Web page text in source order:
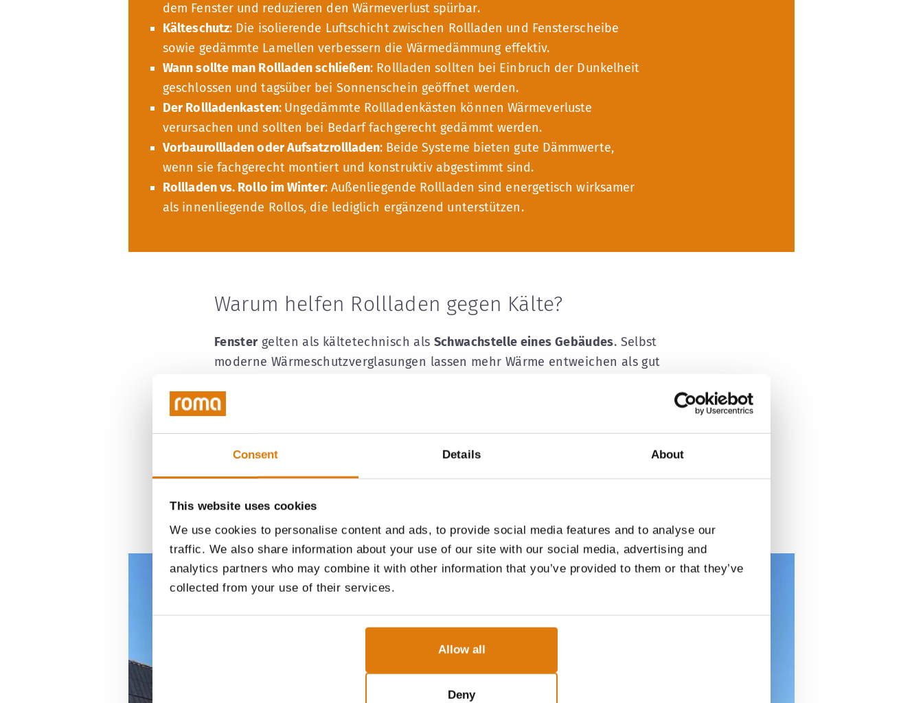
Consent Details About
This website uses cookies
We use cookies to personalise content and ads, to provide social media features and to analyse our
traffic. We also share information about your use of our site with our social media, advertising and
analytics partners who may combine it with other information that you’ve provided to them or that they’ve
collected from your use of their services.
Deny
Allow all
dem Fenster und reduzieren den Wärmeverlust spürbar.
Kälteschutz: Die isolierende Luftschicht zwischen Rollladen und Fensterscheibe
sowie gedämmte Lamellen verbessern die Wärmedämmung effektiv.
Wann sollte man Rollladen schließen: Rollladen sollten bei Einbruch der Dunkelheit
geschlossen und tagsüber bei Sonnenschein geöffnet werden.
Der Rollladenkasten: Ungedämmte Rollladenkästen können Wärmeverluste
verursachen und sollten bei Bedarf fachgerecht gedämmt werden.
Vorbaurollladen oder Aufsatzrollladen: Beide Systeme bieten gute Dämmwerte,
wenn sie fachgerecht montiert und konstruktiv abgestimmt sind.
Rollladen vs. Rollo im Winter: Außenliegende Rollladen sind energetisch wirksamer
als innenliegende Rollos, die lediglich ergänzend unterstützen.
Warum helfen Rollladen gegen Kälte?
Fenstergelten als kältetechnisch als Schwachstelle eines Gebäudes. Selbst
moderne Wärmeschutzverglasungen lassen mehr Wärme entweichen als gut
kann ein erheblicher Teil der
Raffstorenund , den Wärmeverlust um
senken kann.
Das ist abhängig von Fenstertyp, Verglasung und Zustand des Rollladens. Rollladen
fungieren somit als eine Art Zusatzdämmung.